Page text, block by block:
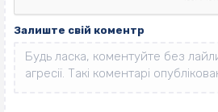
Залиште свій коментр